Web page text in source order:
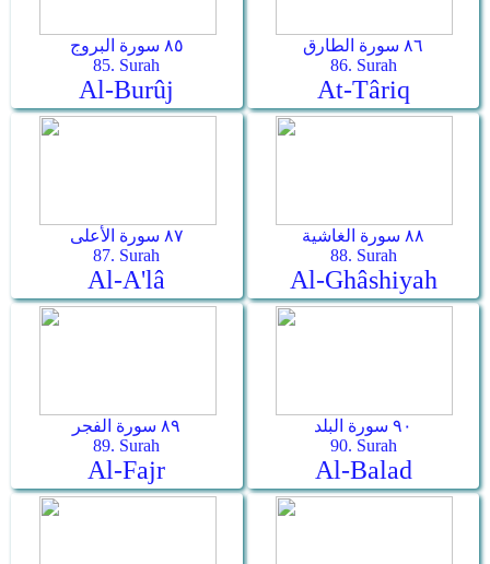
٨٥ سورة البروج
85. Surah
Al-Burûj
٨٦ سورة الطارق
86. Surah
At-Târiq
٨٧ سورة الأعلى
87. Surah
Al-A'lâ
٨٨ سورة الغاشية
88. Surah
Al-Ghâshiyah
٨٩ سورة الفجر
89. Surah
Al-Fajr
٩٠ سورة البلد
90. Surah
Al-Balad